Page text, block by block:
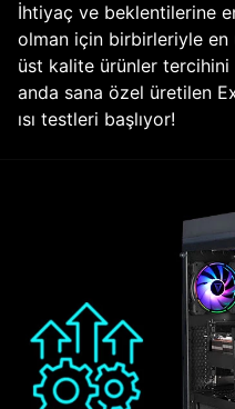
İhtiyaç ve beklentilerine
olman için birbirleriyle en
üst kalite ürünler
anda sana özel üretilen
ısı testleri başlıyor!